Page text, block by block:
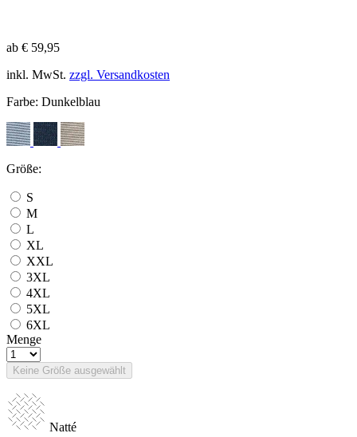
ab € 59,95
inkl. MwSt. zzgl. Versandkosten
Farbe: Dunkelblau
Größe:
S
M
L
XL
XXL
3XL
4XL
5XL
6XL
Menge
Keine Größe ausgewählt
Natté